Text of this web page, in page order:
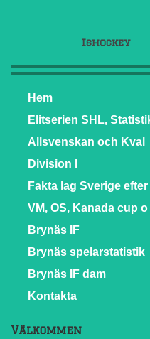
Ishockey
Hem
Elitserien SHL,
Allsvenskan och Kval
Division I
Fakta lag Sverige
VM, OS, Kanada cup o
Brynäs IF
Brynäs spelarstatistik
Brynäs IF dam
Kontakta
Välkommen